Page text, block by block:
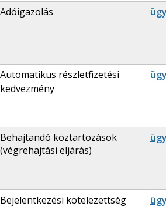
Adóigazolás
Automatikus részletfizetési
kedvezmény
Behajtandó köztartozások
(végrehajtási eljárás)
Bejelentkezési kötelezettség